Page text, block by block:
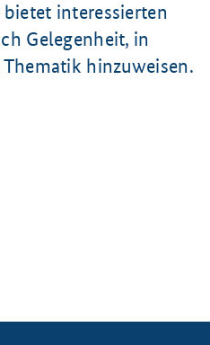
interessierten
Gelegenheit, in
hinzuweisen.